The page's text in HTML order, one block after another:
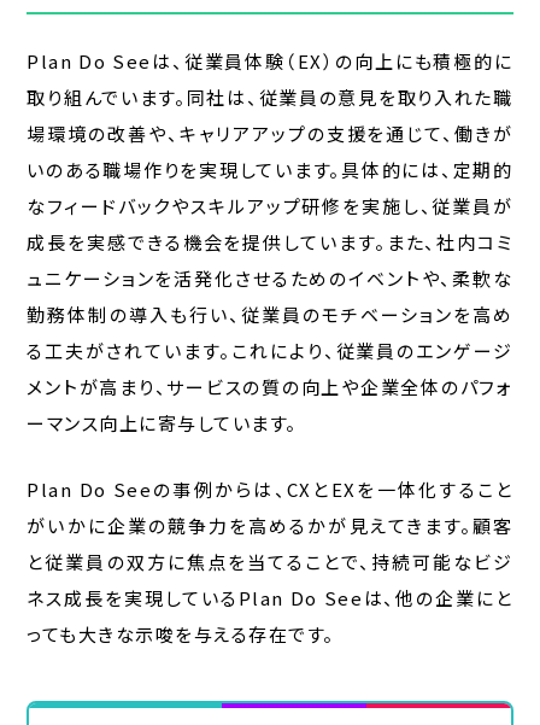
Plan Do Seeは、従業員体験（EX）の向上にも積極的に
取り組んでいます。同社は、従業員の意見を取り入れた職
場環境の改善や、キャリアアップの支援を通じて、働きが
いのある職場作りを実現しています。具体的には、定期的
なフィードバックやスキルアップ研修を実施し、従業員が
成長を実感できる機会を提供しています。また、社内コミ
ュニケーションを活発化させるためのイベントや、柔軟な
勤務体制の導入も行い、従業員のモチベーションを高め
る工夫がされています。これにより、従業員のエンゲージ
メントが高まり、サービスの質の向上や企業全体のパフォ
ーマンス向上に寄与しています。
Plan Do Seeの事例からは、CXとEXを一体化すること
がいかに企業の競争力を高めるかが見えてきます。顧客
と従業員の双方に焦点を当てることで、持続可能なビジ
ネス成長を実現しているPlan Do Seeは、他の企業にと
っても大きな示唆を与える存在です。